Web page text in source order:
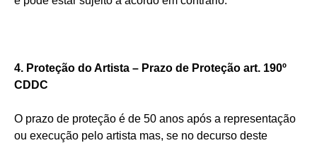
4. Proteção do Artista – Prazo de Proteção art. 190º
CDDC
O prazo de proteção é de 50 anos após a representação
ou execução pelo artista mas, se no decurso deste